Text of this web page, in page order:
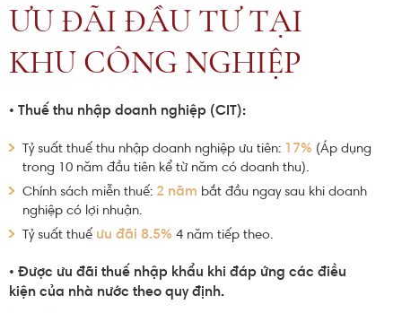
ƯU ĐÃI ĐẦU TƯ TẠI
KHU CÔNG NGHIỆP
• Thuế thu nhập doanh nghiệp (CIT):
Tỷ suất thuế thu nhập doanh nghiệp ưu tiên: 17% (Áp dụng
trong 10 năm đầu tiên kể từ năm có doanh thu).
Chính sách miễn thuế: 2 năm bắt đầu ngay sau khi doanh
nghiệp có lợi nhuận.
Tỷ suất thuế ưu đãi 8.5% 4 năm tiếp theo.
• Được ưu đãi thuế nhập khẩu khi đáp ứng các điều
kiện của nhà nước theo quy định.